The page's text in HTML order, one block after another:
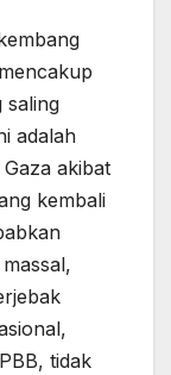
saling
adalah
akibat
kembali
tidak